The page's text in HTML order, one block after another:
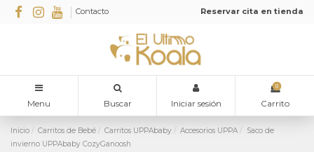
Contacto Reservar cita en tienda
Menu Buscar Iniciar sesión
0
Carrito
Inicio Carritos de Bebé Carritos UPPAbaby Accesorios UPPA
Saco de
invierno UPPAbaby CozyGanoosh